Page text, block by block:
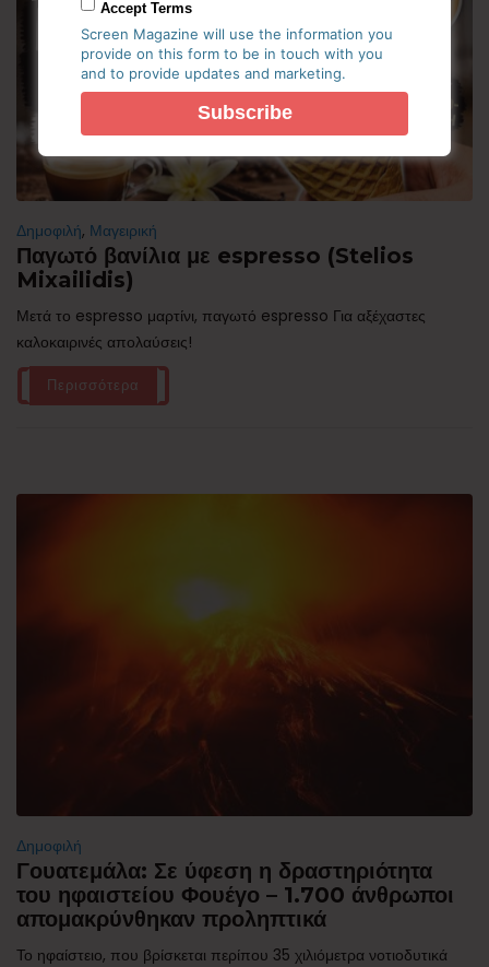
Δημοφιλή, Μαγειρική
Παγωτό βανίλια με espresso (Stelios
Mixailidis)
Μετά το espresso μαρτίνι, παγωτό espresso Για αξέχαστες
καλοκαιρινές απολαύσεις!
Περισσότερα
Δημοφιλή
Γουατεμάλα: Σε ύφεση η δραστηριότητα
του ηφαιστείου Φουέγο – 1.700 άνθρωποι
απομακρύνθηκαν προληπτικά
Το ηφαίστειο, που βρίσκεται περίπου 35 χιλιόμετρα νοτιοδυτικά
Accept Terms
Screen Magazine will use the information you
provide on this form to be in touch with you
and to provide updates and marketing.